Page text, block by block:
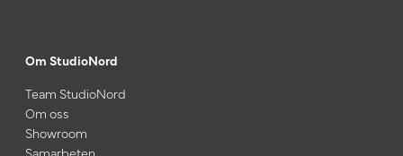
Om StudioNord
Team StudioNord
Om oss
Showroom
Samarbeten